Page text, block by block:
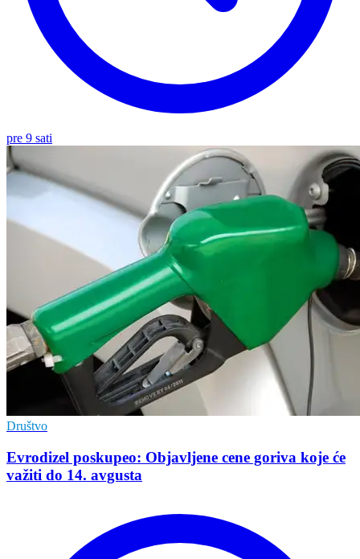
pre 9 sati
Društvo
Evrodizel poskupeo: Objavljene cene goriva koje će
važiti do 14. avgusta